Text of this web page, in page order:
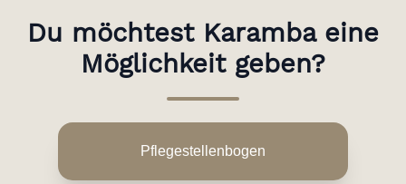
Du möchtest Karamba eine
Möglichkeit geben?
Pflegestellenbogen